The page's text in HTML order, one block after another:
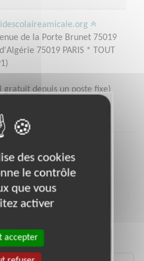
de la Porte Brunet 75019
75019 PARIS * TOUT
gratuit depuis un poste fixe)
:
31
des cookies
le contrôle
que vous
activer
accepter